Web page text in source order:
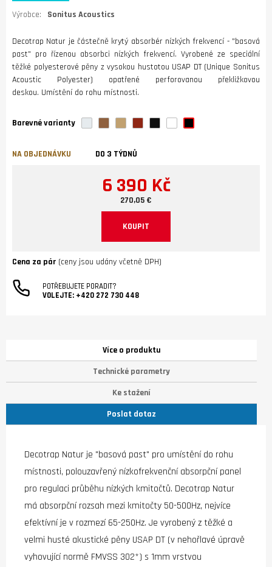
Výrobce: Sonitus Acoustics
Decotrap Natur je částečně krytý absorbér nízkých frekvencí - "basová
past" pro řízenou absorbci nízkých frekvencí. Vyrobené ze speciální
těžké polyesterové pěny z vysokou hustotou USAP DT (Unique Sonitus
Acoustic Polyester) opatřené perforovanou překližkovou
deskou. Umístění do rohu místnosti.
Barevné varianty
NA OBJEDNÁVKU DO 3 TÝDNŮ
6 390 Kč
270,05 €
KOUPIT
Cena za pár (ceny jsou udány včetně DPH)
POTŘEBUJETE PORADIT?
VOLEJTE: +420 272 730 448
Více o produktu
Technické parametry
Ke stažení
Poslat dotaz
Decotrap Natur je "basová past" pro umístění do rohu
místnosti, polouzavřený nízkofrekvenční absorpční panel
pro regulaci průběhu nízkých kmitočtů. Decotrap Natur
má absorpční rozsah mezi kmitočty 50-500Hz, nejvíce
efektívní je v rozmezí 65-250Hz. Je vyrobený z těžké a
velmi husté akustické pěny USAP DT (v nehořlavé úpravě
vyhovující normě FMVSS 302*) s 1mm vrstvou